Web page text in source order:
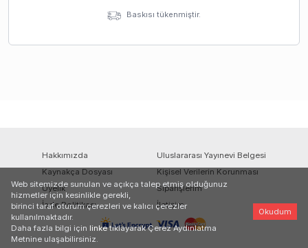
Baskısı tükenmiştir.
Hakkımızda
Uluslararası Yayınevi Belgesi
Kaynakça Dosyası
Kişisel Verilerin Korunması
Üyelik
Siparişlerim
İade Politikası
İletişim
Web sitemizde sunulan ve açıkça talep etmiş olduğunuz
hizmetler için kesinlikle gerekli,
birinci taraf oturum çerezleri ve kalıcı çerezler
kullanılmaktadır.
Daha fazla bilgi için linke tıklayarak Çerez Aydınlatma
Metnine ulaşabilirsiniz.
Okudum